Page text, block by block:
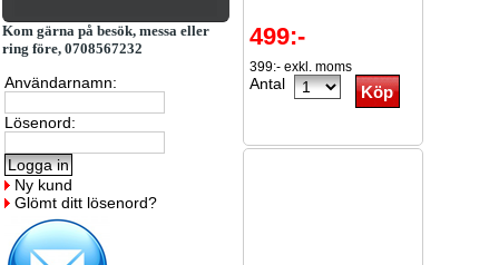
Kom gärna på besök, messa eller
ring före, 0708567232
Användarnamn:
Lösenord:
Ny kund
Glömt ditt lösenord?
499:-
399:- exkl. moms
Antal